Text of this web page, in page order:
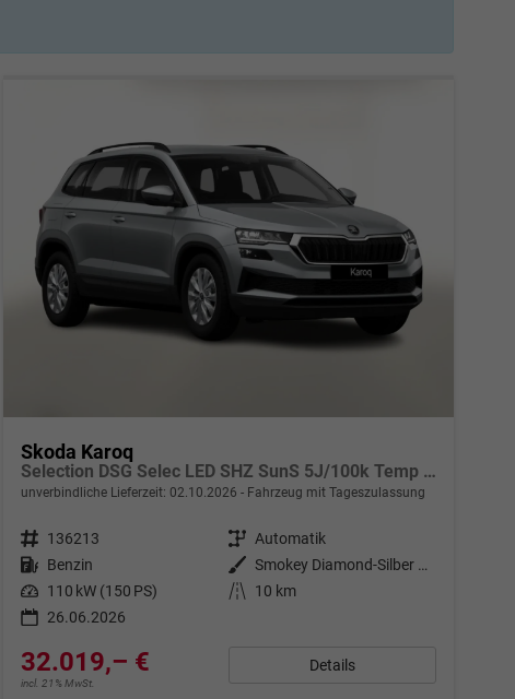
Skoda Karoq
Selection DSG Selec LED SHZ SunS 5J/100k Temp VirtC
unverbindliche Lieferzeit: 02.10.2026 Fahrzeug mit Tageszulassung
Fahrzeugnr. 136213 Getriebe Automatik
Kraftstoff Benzin Außenfarbe
Smokey Diamond-Silber Metallic
Leistung 110 kW (150 PS) Kilometerstand
10 km
26.06.2026
32.019,– €
incl. 21% MwSt.
Details